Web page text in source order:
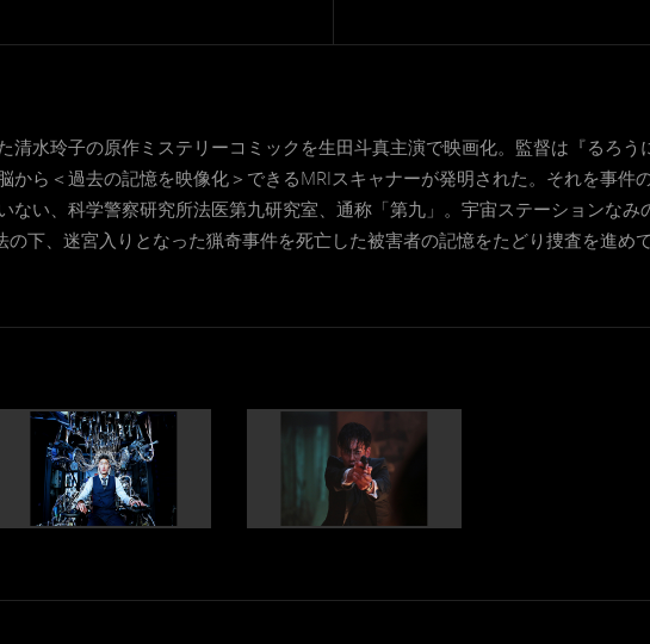
清水玲子の原作ミステリーコミックを生田斗真主演で映画化。監督は『るろ
から＜過去の記憶を映像化＞できるMRIスキャナーが発明された。それを事件
ない、科学警察研究所法医第九研究室、通称「第九」。宇宙ステーションなみ
の下、迷宮入りとなった猟奇事件を死亡した被害者の記憶をたどり捜査を進め